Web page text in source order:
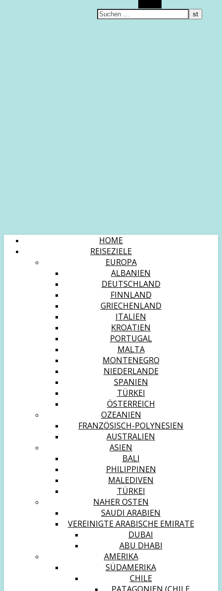
HOME
REISEZIELE
EUROPA
ALBANIEN
DEUTSCHLAND
FINNLAND
GRIECHENLAND
ITALIEN
KROATIEN
PORTUGAL
MALTA
MONTENEGRO
NIEDERLANDE
SPANIEN
TÜRKEI
ÖSTERREICH
OZEANIEN
FRANZÖSISCH-POLYNESIEN
AUSTRALIEN
ASIEN
BALI
PHILIPPINEN
MALEDIVEN
TÜRKEI
NAHER OSTEN
SAUDI ARABIEN
VEREINIGTE ARABISCHE EMIRATE
DUBAI
ABU DHABI
AMERIKA
SÜDAMERIKA
CHILE